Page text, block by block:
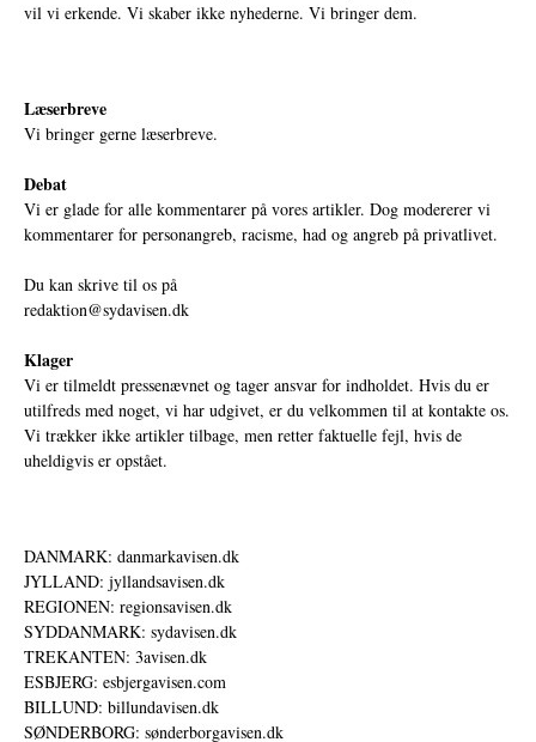
vil vi erkende. Vi skaber ikke nyhederne. Vi bringer dem.
Læserbreve
Vi bringer gerne læserbreve.
Debat
Vi er glade for alle kommentarer på vores artikler. Dog modererer vi
kommentarer for personangreb, racisme, had og angreb på privatlivet.
Du kan skrive til os på
redaktion@sydavisen.dk
Klager
Vi er tilmeldt pressenævnet og tager ansvar for indholdet. Hvis du er
utilfreds med noget, vi har udgivet, er du velkommen til at kontakte os.
Vi trækker ikke artikler tilbage, men retter faktuelle fejl, hvis de
uheldigvis er opstået.
DANMARK: danmarkavisen.dk
JYLLAND: jyllandsavisen.dk
REGIONEN: regionsavisen.dk
SYDDANMARK: sydavisen.dk
TREKANTEN: 3avisen.dk
ESBJERG: esbjergavisen.com
BILLUND: billundavisen.dk
SØNDERBORG: sønderborgavisen.dk